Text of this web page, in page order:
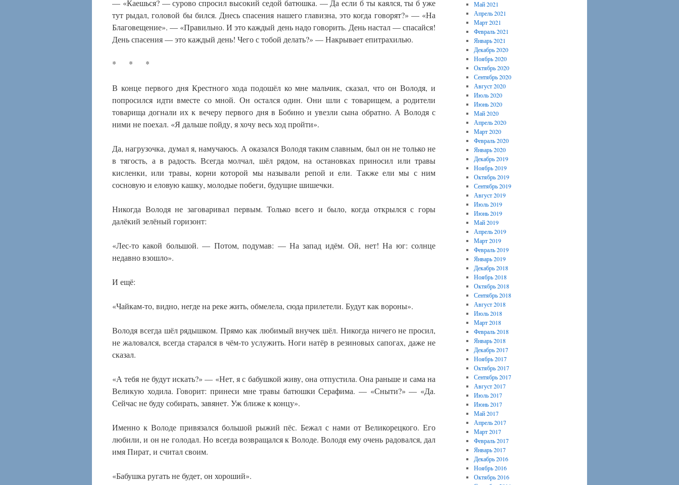
— «Каешься? — сурово спросил высокий седой батюшка. — Да если б ты каялся, ты б уже
тут рыдал, головой бы бился. Днесь спасения нашего главизна, это когда говорят?» — «На
Благовещение». — «Правильно. И это каждый день надо говорить. День настал — спасайся!
День спасения — это каждый день! Чего с тобой делать?» — Накрывает епитрахилью.
* * *
В конце первого дня Крестного хода подошёл ко мне мальчик, сказал, что он Володя, и
попросился идти вместе со мной. Он остался один. Они шли с товарищем, а родители
товарища догнали их к вечеру первого дня в Бобино и увезли сына обратно. А Володя с
ними не поехал. «Я дальше пойду, я хочу весь ход пройти».
Да, нагрузочка, думал я, намучаюсь. А оказался Володя таким славным, был он не только не
в тягость, а в радость. Всегда молчал, шёл рядом, на остановках приносил или травы
кисленки, или травы, корни которой мы называли репой и ели. Также ели мы с ним
сосновую и еловую кашку, молодые побеги, будущие шишечки.
Никогда Володя не заговаривал первым. Только всего и было, когда открылся с горы
далёкий зелёный горизонт:
«Лес-то какой большой. — Потом, подумав: — На запад идём. Ой, нет! На юг: солнце
недавно взошло».
И ещё:
«Чайкам-то, видно, негде на реке жить, обмелела, сюда прилетели. Будут как вороны».
Володя всегда шёл рядышком. Прямо как любимый внучек шёл. Никогда ничего не просил,
не жаловался, всегда старался в чём-то услужить. Ноги натёр в резиновых сапогах, даже не
сказал.
«А тебя не будут искать?» — «Нет, я с бабушкой живу, она отпустила. Она раньше и сама на
Великую ходила. Говорит: принеси мне травы батюшки Серафима. — «Сныти?» — «Да.
Сейчас не буду собирать, завянет. Уж ближе к концу».
Именно к Володе привязался большой рыжий пёс. Бежал с нами от Великорецкого. Его
любили, и он не голодал. Но всегда возвращался к Володе. Володя ему очень радовался, дал
имя Пират, и считал своим.
«Бабушка ругать не будет, он хороший».
Май 2021
Апрель 2021
Март 2021
Февраль 2021
Январь 2021
Декабрь 2020
Ноябрь 2020
Октябрь 2020
Сентябрь 2020
Август 2020
Июль 2020
Июнь 2020
Май 2020
Апрель 2020
Март 2020
Февраль 2020
Январь 2020
Декабрь 2019
Ноябрь 2019
Октябрь 2019
Сентябрь 2019
Август 2019
Июль 2019
Июнь 2019
Май 2019
Апрель 2019
Март 2019
Февраль 2019
Январь 2019
Декабрь 2018
Ноябрь 2018
Октябрь 2018
Сентябрь 2018
Август 2018
Июль 2018
Март 2018
Февраль 2018
Январь 2018
Декабрь 2017
Ноябрь 2017
Октябрь 2017
Сентябрь 2017
Август 2017
Июль 2017
Июнь 2017
Май 2017
Апрель 2017
Март 2017
Февраль 2017
Январь 2017
Декабрь 2016
Ноябрь 2016
Октябрь 2016